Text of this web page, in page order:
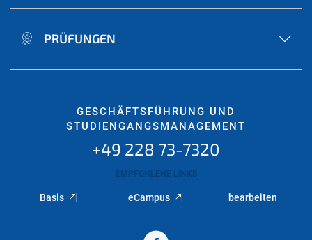
PRÜFUNGEN
GESCHÄFTSFÜHRUNG UND
STUDIENGANGSMANAGEMENT
+49 228 73-7320
EMPFOHLENE LINKS
Basis eCampus bearbeiten